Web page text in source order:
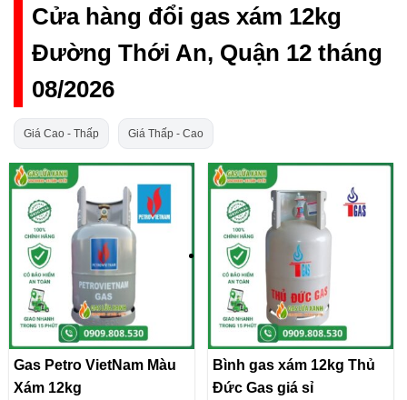
Cửa hàng đổi gas xám 12kg
Đường Thới An, Quận 12 tháng
08/2026
Giá Cao - Thấp Giá Thấp - Cao
Gas Petro VietNam Màu
Xám 12kg
Bình gas xám 12kg Thủ
Đức Gas giá sỉ